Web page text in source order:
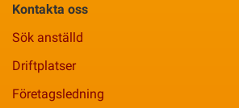
Kontakta oss
Sök anställd
Driftplatser
Företagsledning